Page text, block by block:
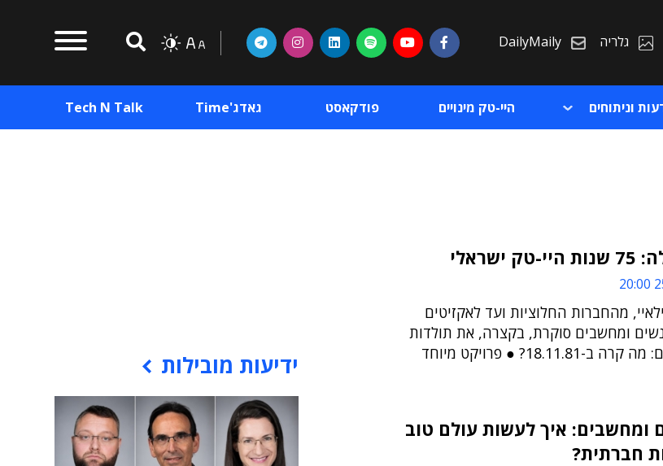
גלריה DailyMaily
וניתוחים היי-טק מינויים פודקאסט גאדג'Time Tech N Talk
מהחברות החלוציות ועד לאקזיטים
ומחשבים סוקרת, בקצרה, את תולדות
ההיי-טק העברי ● וגם: מה קרה ב-18.11.81? ● פרויקט מיוחד
ומחשבים: איך לעשות עולם טוב
חברתית?
ידיעות מובילות